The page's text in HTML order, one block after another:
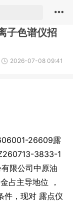
子色谱仪招
2026-07-08 09:41
26609露
3833-1
限公司中原油
占主导地位 ，
件，现对 露点仪